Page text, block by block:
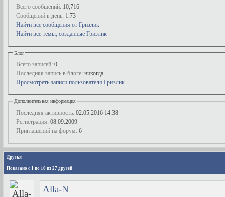
Всего сообщений: 10,716
Сообщений в день: 1.73
Найти все сообщения от Гризлик
Найти все темы, созданные Гризлик
Блог
Всего записей: 0
Последняя запись в блоге : никогда
Просмотреть записи пользователя Гризлик
Дополнительная информация
Последняя активность: 02.05.2016 14:38
Регистрация: 08.09.2009
Приглашений на форум: 6
Друзья
Показано с 1 по 10 из 27 друзей
Alla-N